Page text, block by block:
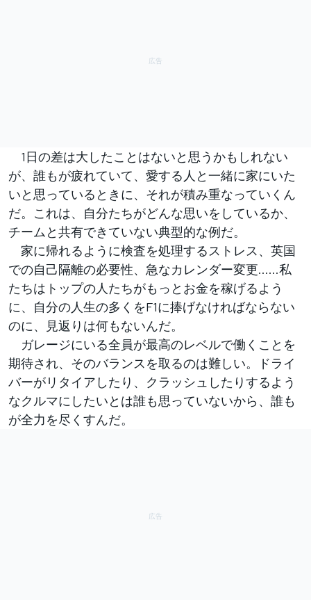
1日の差は大したことはないと思うかもしれない
が、誰もが疲れていて、愛する人と一緒に家にいた
いと思っているときに、それが積み重なっていくん
だ。これは、自分たちがどんな思いをしているか、
チームと共有できていない典型的な例だ。
家に帰れるように検査を処理するストレス、英国
での自己隔離の必要性、急なカレンダー変更……私
たちはトップの人たちがもっとお金を稼げるよう
に、自分の人生の多くをF1に捧げなければならない
のに、見返りは何もないんだ。
ガレージにいる全員が最高のレベルで働くことを
期待され、そのバランスを取るのは難しい。ドライ
バーがリタイアしたり、クラッシュしたりするよう
なクルマにしたいとは誰も思っていないから、誰も
が全力を尽くすんだ。